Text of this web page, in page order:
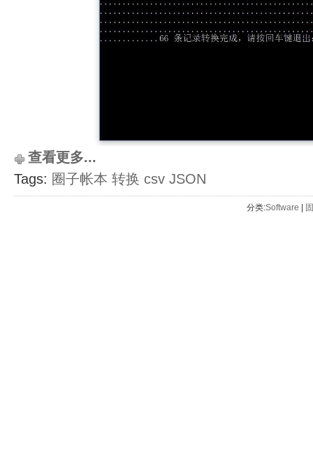
查看更多...
Tags: 圈子帐本 转换 csv JSON
分类:Software |